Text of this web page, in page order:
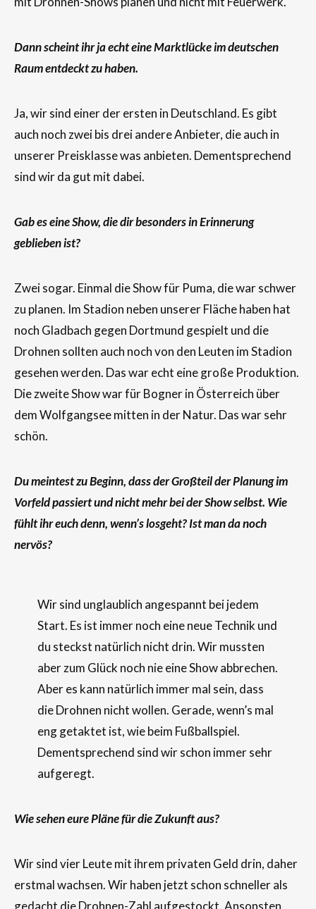
Dann scheint ihr ja echt eine Marktlücke im deutschen
Raum entdeckt zu haben.
Ja, wir sind einer der ersten in Deutschland. Es gibt
auch noch zwei bis drei andere Anbieter, die auch in
unserer Preisklasse was anbieten. Dementsprechend
sind wir da gut mit dabei.
Gab es eine Show, die dir besonders in Erinnerung
geblieben ist?
Zwei sogar. Einmal die Show für Puma, die war schwer
zu planen. Im Stadion neben unserer Fläche haben hat
noch Gladbach gegen Dortmund gespielt und die
Drohnen sollten auch noch von den Leuten im Stadion
gesehen werden. Das war echt eine große Produktion.
Die zweite Show war für Bogner in Österreich über
dem Wolfgangsee mitten in der Natur. Das war sehr
schön.
Du meintest zu Beginn, dass der Großteil der Planung im
Vorfeld passiert und nicht mehr bei der Show selbst. Wie
fühlt ihr euch denn, wenn’s losgeht? Ist man da noch
nervös?
Wir sind unglaublich angespannt bei jedem
Start. Es ist immer noch eine neue Technik und
du steckst natürlich nicht drin. Wir mussten
aber zum Glück noch nie eine Show abbrechen.
Aber es kann natürlich immer mal sein, dass
die Drohnen nicht wollen. Gerade, wenn’s mal
eng getaktet ist, wie beim Fußballspiel.
Dementsprechend sind wir schon immer sehr
aufgeregt.
Wie sehen eure Pläne für die Zukunft aus?
Wir sind vier Leute mit ihrem privaten Geld drin, daher
erstmal wachsen. Wir haben jetzt schon schneller als
gedacht die Drohnen-Zahl aufgestockt. Ansonsten